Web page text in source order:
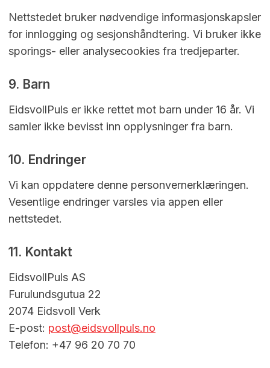
Nettstedet bruker nødvendige informasjonskapsler
for innlogging og sesjonshåndtering. Vi bruker ikke
sporings- eller analysecookies fra tredjeparter.
9. Barn
EidsvollPuls er ikke rettet mot barn under 16 år. Vi
samler ikke bevisst inn opplysninger fra barn.
10. Endringer
Vi kan oppdatere denne personvernerklæringen.
Vesentlige endringer varsles via appen eller
nettstedet.
11. Kontakt
EidsvollPuls AS
Furulundsgutua 22
2074 Eidsvoll Verk
E-post: post@eidsvollpuls.no
Telefon: +47 96 20 70 70